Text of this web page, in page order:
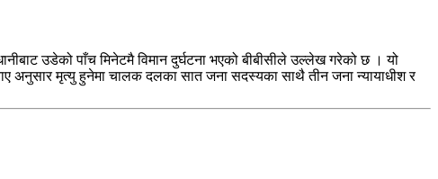
उडेको पाँच मिनेटमै विमान दुर्घटना भएको बीबीसीले उल्लेख गरेको छ । यो
अनुसार मृत्यु हुनेमा चालक दलका सात जना सदस्यका साथै तीन जना न्यायाधीश र